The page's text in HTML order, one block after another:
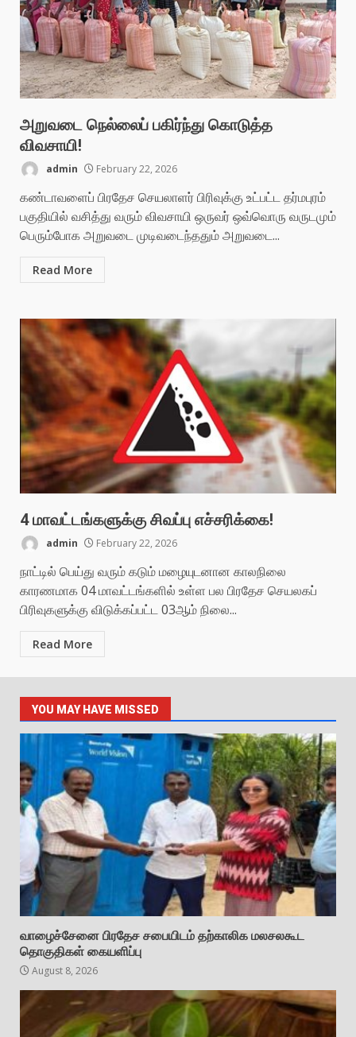
அறுவடை நெல்லைப் பகிர்ந்து கொடுத்த
விவசாயி!
admin February 22, 2026
கண்டாவளைப் பிரதேச செயலாளர் பிரிவுக்கு உட்பட்ட தர்மபுரம்
பகுதியில் வசித்து வரும் விவசாயி ஒருவர் ஒவ்வொரு வருடமும்
பெரும்போக அறுவடை முடிவடைந்ததும் அறுவடை...
Read More
4 மாவட்டங்களுக்கு சிவப்பு எச்சரிக்கை!
admin February 22, 2026
நாட்டில் பெய்து வரும் கடும் மழையுடனான காலநிலை
காரணமாக 04 மாவட்டங்களில் உள்ள பல பிரதேச செயலகப்
பிரிவுகளுக்கு விடுக்கப்பட்ட 03ஆம் நிலை...
Read More
YOU MAY HAVE MISSED
வாழைச்சேனை பிரதேச சபையிடம் தற்காலிக மலசலகூட
தொகுதிகள் கையளிப்பு
August 8, 2026